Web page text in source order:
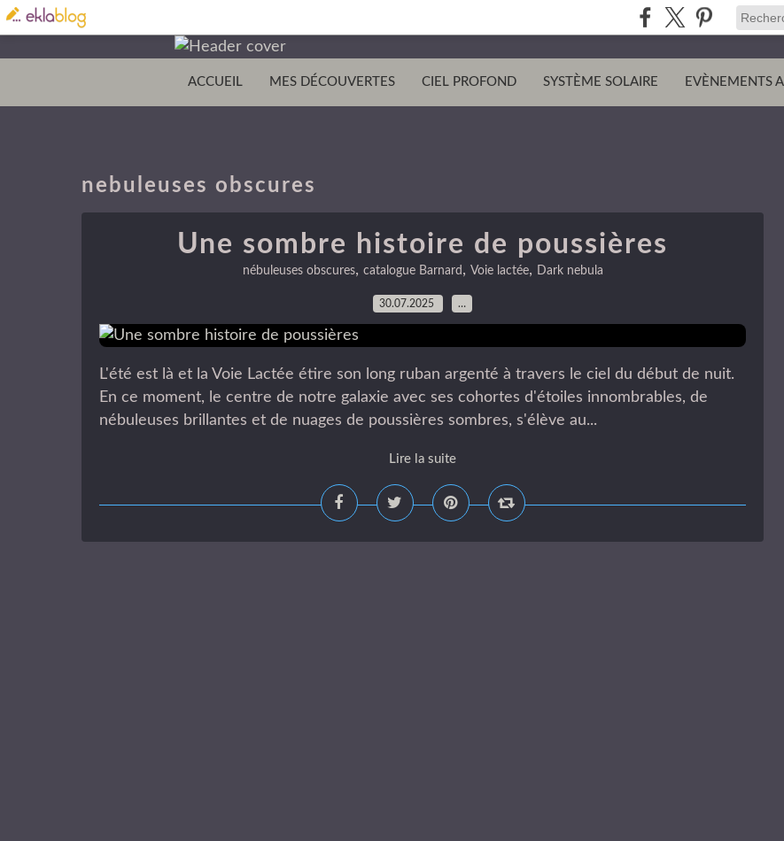
ACCUEIL MES DÉCOUVERTES CIEL PROFOND SYSTÈME SOLAIRE EVÈNEMENTS
nebuleuses obscures
Une sombre histoire de poussières
nébuleuses obscures, catalogue Barnard , Voie lactée, Dark nebula
30.07.2025 …
L'été est là et la Voie Lactée étire son long ruban argenté à travers le ciel du début de nuit.
En ce moment, le centre de notre galaxie avec ses cohortes d'étoiles innombrables, de
nébuleuses brillantes et de nuages de poussières sombres, s'élève au...
Lire la suite